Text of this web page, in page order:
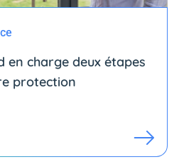
en charge deux étapes
protection